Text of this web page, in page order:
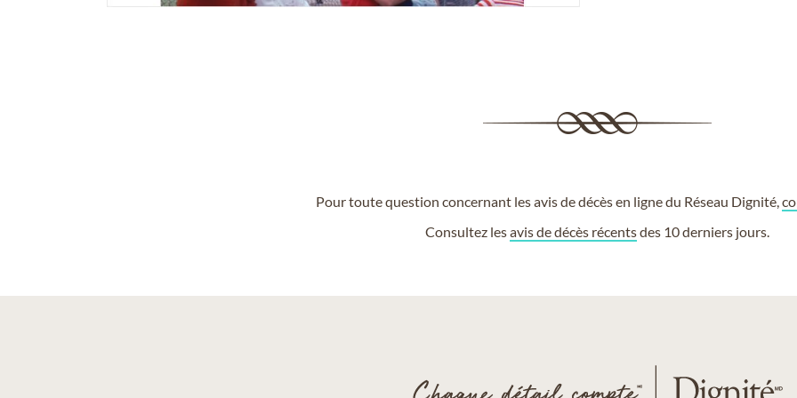
Pour toute question concernant les avis de décès en ligne du Réseau Dignité,
Consultez lesavis de décès récentsdes 10 derniers jours.